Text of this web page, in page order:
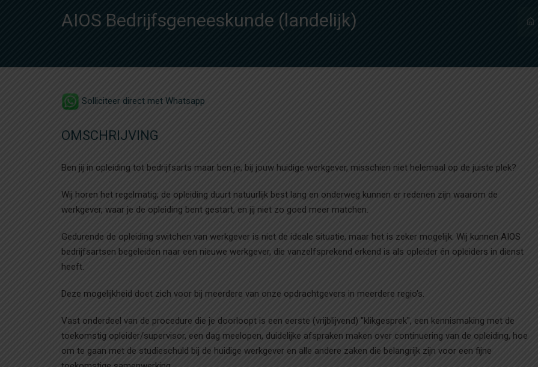
AIOS Bedrijfsgeneeskunde (landelijk)
Solliciteer direct met Whatsapp
OMSCHRIJVING
Ben jij in opleiding tot bedrijfsarts maar ben je, bij jouw huidige werkgever, misschien niet helemaal op de juiste plek?
Wij horen het regelmatig; de opleiding duurt natuurlijk best lang en onderweg kunnen er redenen zijn waarom de
werkgever, waar je de opleiding bent gestart, en jij niet zo goed meer matchen.
Gedurende de opleiding switchen van werkgever is niet de ideale situatie, maar het is zeker mogelijk. Wij kunnen AIOS
bedrijfsartsen begeleiden naar een nieuwe werkgever, die vanzelfsprekend erkend is als opleider én opleiders in dienst
heeft.
Deze mogelijkheid doet zich voor bij meerdere van onze opdrachtgevers in meerdere regio's.
Vast onderdeel van de procedure die je doorloopt is een eerste (vrijblijvend) "klikgesprek", een kennismaking met de
toekomstig opleider/supervisor, een dag meelopen, duidelijke afspraken maken over continuering van de opleiding, hoe
om te gaan met de studieschuld bij de huidige werkgever en alle andere zaken die belangrijk zijn voor een fijne